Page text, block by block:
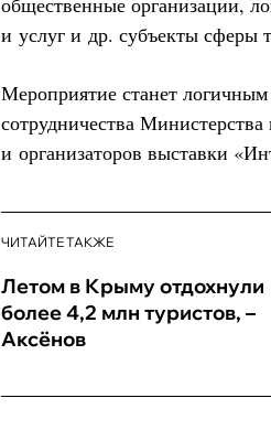
и услуг и др. субъекты сферы
Мероприятие станет
сотрудничества
и организаторов выставки
ЧИТАЙТЕ ТАКЖЕ
Летом в Крыму отдохнули
более 4,2 млн туристов, –
Аксёнов